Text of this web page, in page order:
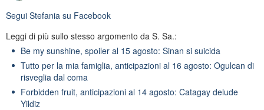
Segui Stefania su Facebook
Leggi di più sullo stesso argomento da S. Sa.:
Be my sunshine, spoiler al 15 agosto: Sinan si suicida
Tutto per la mia famiglia, anticipazioni al 16 agosto: Ogulcan di
risveglia dal coma
Forbidden fruit, anticipazioni al 14 agosto: Catagay delude
Yildiz